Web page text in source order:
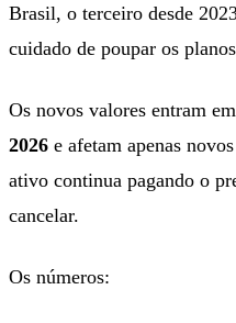
Brasil, o terceiro desde
cuidado de poupar os
Os novos valores entram
2026 e afetam apenas
ativo continua pagando o
cancelar.
Os números: